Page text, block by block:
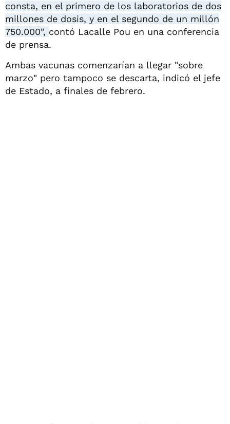
consta, en el primero de los laboratorios de dos
millones de dosis, y en el segundo de un millón
750.000", contó Lacalle Pou en una conferencia
de prensa.
Ambas vacunas comenzarían a llegar "sobre
marzo" pero tampoco se descarta, indicó el jefe
de Estado, a finales de febrero.